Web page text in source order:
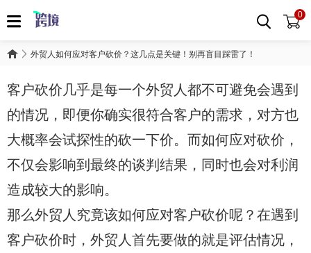
0
外贸人如何应对客户砍价？这几点是关键！别再盲目踩雷了！
客户砍价几乎是每一个外贸人都不可避免会遇到
的情况，即便你确实很符合客户的需求，对方也
大概率会试探性的砍一下价。而如何应对砍价，
不仅会影响到最终的谈判结果，同时也会对利润
造成较大的影响。
那么外贸人究竟该如何应对客户砍价呢？在遇到
客户砍价时，外贸人首先要做的就是评估情况，